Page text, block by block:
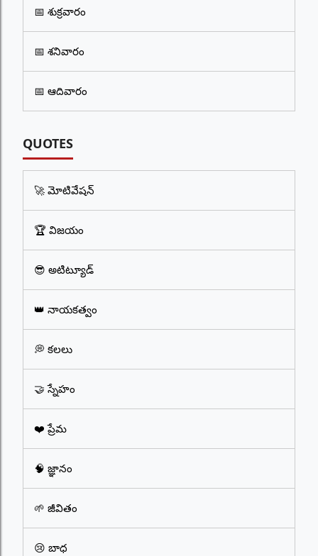
📅 శుక్రవారం
📅 శనివారం
📅 ఆదివారం
QUOTES
🚀 మోటివేషన్
🏆 విజయం
😎 అటిట్యూడ్
👑 నాయకత్వం
💭 కలలు
🤝 స్నేహం
❤️ ప్రేమ
🧠 జ్ఞానం
🌱 జీవితం
😢 బాధ